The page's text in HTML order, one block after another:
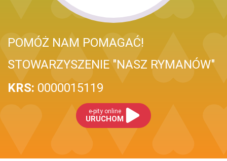
POMÓŻ NAM POMAGAĆ!
STOWARZYSZENIE "NASZ RYMANÓW"
KRS: 0000015119
e-pity online
URUCHOM